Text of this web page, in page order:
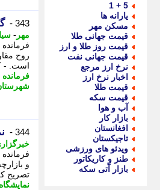
5 + 1
یارانه ها
مسکن مهر
قیمت جهانی طلا
قیمت روز طلا و ارز
قیمت جهانی نفت
نرخ ارز مرجع
اخبار نرخ ارز
قیمت طلا
قیمت سکه
آب و هوا
بازار کار
افغانستان
تاجیکستان
ویدئو های ورزشی
طنز و کاریکاتور
بازار آتی سکه
343 -
مهر -
روح
است. -
فرمانده
344 -
و
تصریح
نمایشگاه